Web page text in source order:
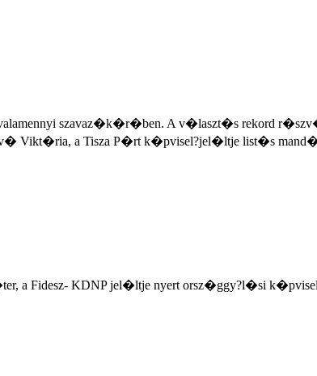
szavaz�k�r�ben. A v�laszt�s rekord
Vikt�ria, a Tisza P�rt k�pvisel?jel�ltje list�s
a Fidesz- KDNP jel�ltje nyert orsz�ggy?l�si